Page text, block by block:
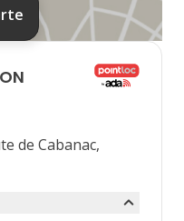
septembre 2026
25
de Cabanac,